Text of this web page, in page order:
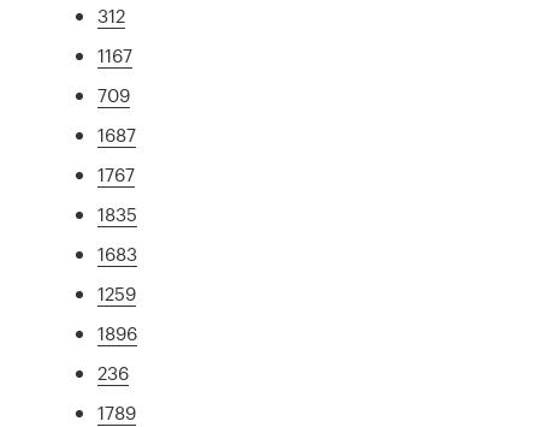
312
1167
709
1687
1767
1835
1683
1259
1896
236
1789